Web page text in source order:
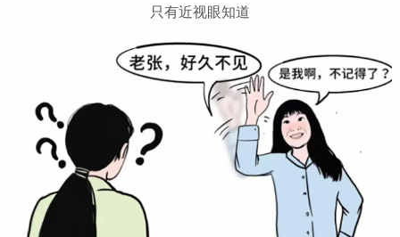
只有近视眼知道